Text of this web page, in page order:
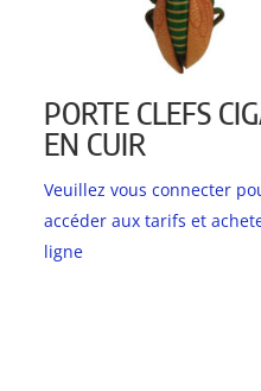
PORTE CLEFS
EN CUIR
Veuillez vous connecter
accéder aux tarifs et
ligne